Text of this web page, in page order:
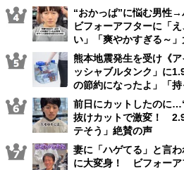
“おかっぱ”に悩む男性
ビフォーアフターに「
い」「爽やかすぎる～
熊本地震発生を受け《
ッシャブルタンク」に
の節約になったよ」「持
前日にカットしたのに
抜けカットで激変！
テそう」絶賛の声
妻に「ハゲてる」と言
に大変身！ ビフォーア